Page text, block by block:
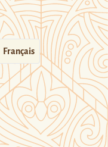
Français